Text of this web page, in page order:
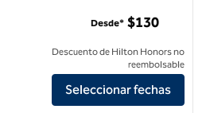
Inn Walnut Creek
Desde* $130
Descuento de Hilton Honors no
reembolsable
Seleccionar fechas